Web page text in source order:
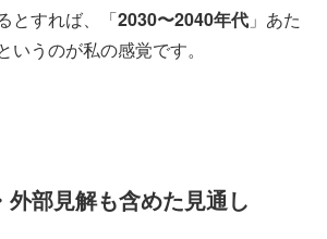
とすれば、「2030〜2040年代 」あた
いうのが私の感覚です。
外部見解も含めた見通し